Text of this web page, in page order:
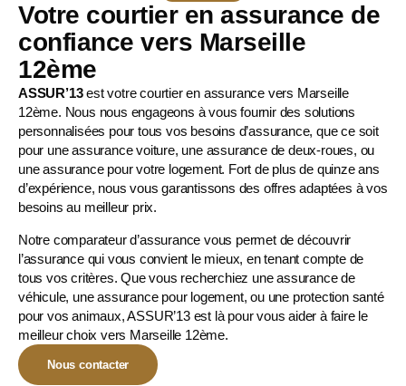
Votre courtier en assurance de
confiance vers Marseille
12ème
ASSUR’13est votre courtier en assurance vers Marseille
12ème. Nous nous engageons à vous fournir des solutions
personnalisées pour tous vos besoins d’assurance, que ce soit
pour uneassurance voiture, une assurance de deux-roues, ou
une assurance pour votre logement. Fort de plus de quinze ans
d’expérience, nous vous garantissons des offres adaptées à vos
besoins au meilleur prix.
Notre comparateur d’assurance vous permet de découvrir
l’assurance qui vous convient le mieux, en tenant compte de
tous vos critères. Que vous recherchiez une assurance de
véhicule, une assurance pour logement, ou une protection santé
pour vos animaux, ASSUR’13 est là pour vous aider à faire le
meilleur choix vers Marseille 12ème.
Nous contacter